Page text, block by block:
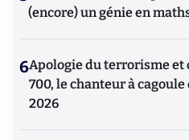
(encore) un génie en
6Apologie du terrorisme et
700, le chanteur à cagoule
2026